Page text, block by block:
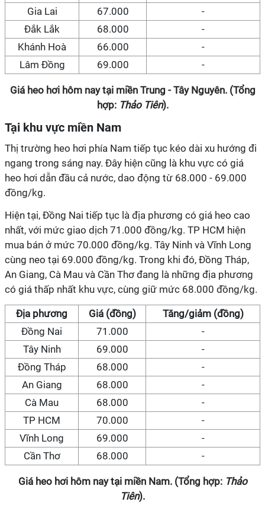
Gia Lai 67.000
-
Đắk Lắk
68.000
-
Khánh Hoà
66.000
-
Lâm Đồng
69.000 -
Giá heo hơi hôm nay tại miền Trung - Tây Nguyên. (Tổng
hợp: Thảo Tiên).
Tại khu vực miền Nam
Thị trường heo hơi phía Nam tiếp tục kéo dài xu hướng đi
ngang trong sáng nay. Đây hiện cũng là khu vực có giá
heo hơi dẫn đầu cả nước, dao động từ 68.000 - 69.000
đồng/kg.
Hiện tại, Đồng Nai tiếp tục là địa phương có giá heo cao
nhất, với mức giao dịch 71.000 đồng/kg. TP HCM hiện
mua bán ở mức 70.000 đồng/kg. Tây Ninh và Vĩnh Long
cùng neo tại 69.000 đồng/kg. Trong khi đó, Đồng Tháp,
An Giang, Cà Mau và Cần Thơ đang là những địa phương
có giá thấp nhất khu vực, cùng giữ mức 68.000 đồng/kg.
Địa phương Giá (đồng)
Tăng/giảm (đồng)
Đồng Nai
71.000
-
Tây Ninh
69.000
-
Đồng Tháp
68.000
-
An Giang
68.000
-
Cà Mau
68.000
-
TP HCM
70.000
-
Vĩnh Long
69.000
-
Cần Thơ
68.000 -
Giá heo hơi hôm nay tại miền Nam. (Tổng hợp: Thảo
Tiên).